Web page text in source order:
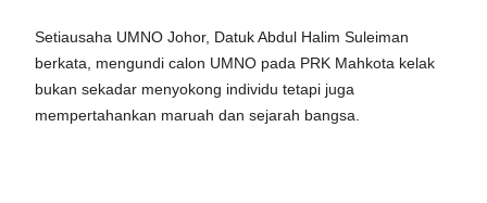
Setiausaha UMNO Johor, Datuk Abdul Halim Suleiman
berkata, mengundi calon UMNO pada PRK Mahkota kelak
bukan sekadar menyokong individu tetapi juga
mempertahankan maruah dan sejarah bangsa.